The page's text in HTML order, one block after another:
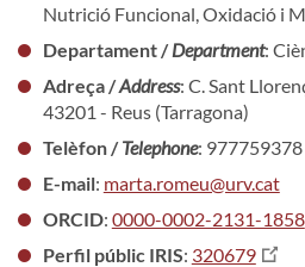
Nutrició Funcional, Oxidació i
Departament /Department:
Adreça /Address: C. Sant
43201 - Reus (Tarragona)
Telèfon /Telephone: 977759378
E-mail: marta.romeu@urv.cat
ORCID: 0000-0002-2131-1858
Perfil públic IRIS: 320679